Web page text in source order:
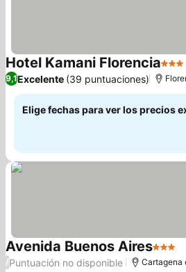
Hotel Kamani Florencia3
9,1Excelente (39 puntuaciones)
Elige fechas para ver los precios
Avenida Buenos Aires3
/Puntuación no disponible Cartagena